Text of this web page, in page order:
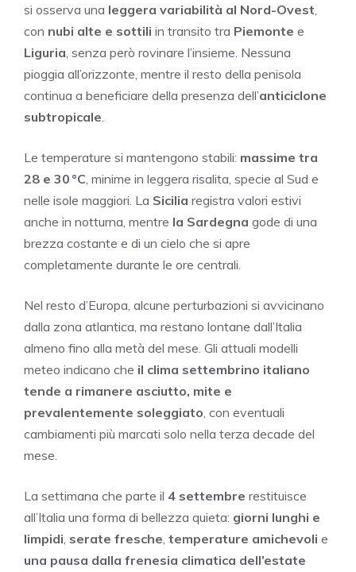
si osserva una leggera variabilità al Nord-Ovest
con nubi alte e sottili in transito tra Piemonte e
Liguria , senza però rovinare l’insieme. Nessuna
pioggia all’orizzonte, mentre il resto della penisola
continua a beneficiare della presenza dell’anticiclone
subtropicale
Le temperature si mantengono stabili: massime tra
28 e 30 °C , minime in leggera risalita, specie al Sud e
nelle isole maggiori. La Sicilia registra valori estivi
anche in notturna, mentre la Sardegna gode di una
brezza costante e di un cielo che si apre
completamente durante le ore centrali.
Nel resto d’Europa, alcune perturbazioni si avvicinano
dalla zona atlantica, ma restano lontane dall’Italia
almeno fino alla metà del mese. Gli attuali modelli
meteo indicano che il clima settembrino italiano
tende a rimanere asciutto, mite e
prevalentemente soleggiato , con eventuali
cambiamenti più marcati solo nella terza decade del
mese.
La settimana che parte il 4 settembre restituisce
all’Italia una forma di bellezza quieta: giorni lunghi e
limpidi serate fresche temperature amichevoli e
una pausa dalla frenesia climatica dell’estate